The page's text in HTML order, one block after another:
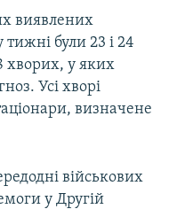
виявлених
були 23 і 24
хворих, у яких
Усі хворі
визначене
військових
у Другій